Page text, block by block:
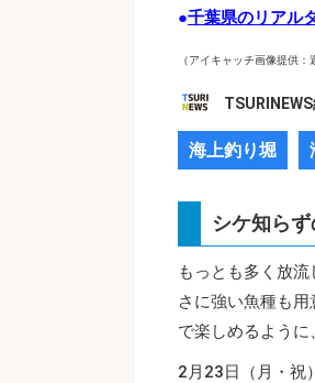
●千葉県のリアル
（アイキャッチ画像提供
海上釣り堀
シケ知ら
もっとも多く放
さに強い魚種も
で楽しめるように
2月23日（月・祝